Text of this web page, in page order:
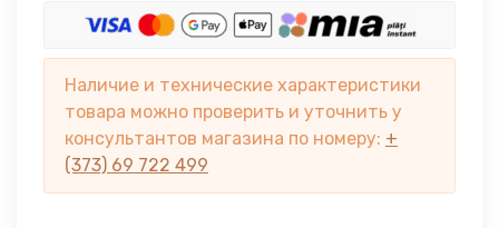
Наличие и технические характеристики
товара можно проверить и уточнить у
консультантов магазина по номеру: +
(373) 69 722 499